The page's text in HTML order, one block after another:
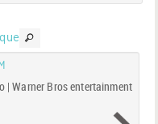
| Warner Bros entertainment